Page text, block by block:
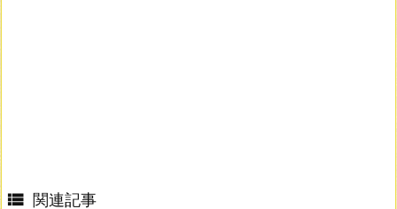
 関連記事